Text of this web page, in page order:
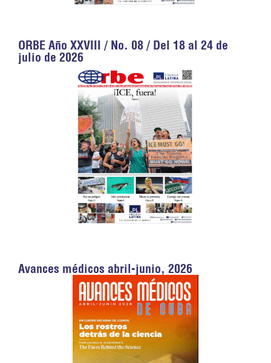
ORBE Año XXVIII / No. 08 / Del 18 al 24 de
julio de 2026
Avances médicos abril-junio, 2026